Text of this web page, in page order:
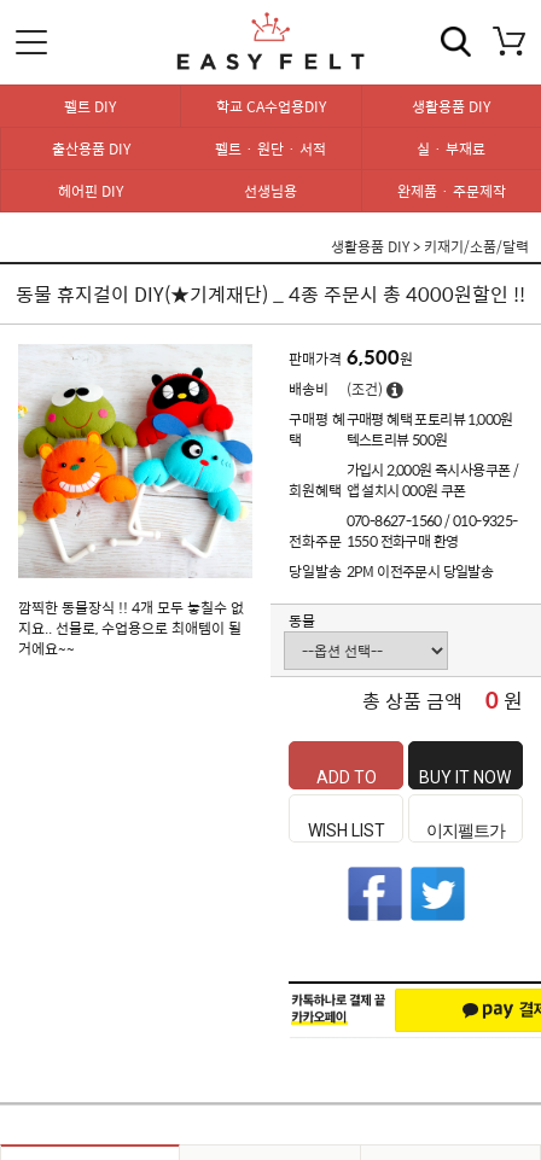
펠트 DIY 학교 CA수업용DIY
생활용품 DIY
출산용품 DIY
펠트 · 원단 · 서적
실 · 부재료
헤어핀 DIY
선생님용 완제품 · 주문제작
생활용품 DIY> 키재기/소품/달력
동물 휴지걸이 DIY(★기계재단) _ 4종 주문시 총 4000원할인 !!
깜찍한 동물장식 !! 4개 모두 놓칠수 없
지요.. 선물로, 수업용으로 최애템이 될
거에요~~
판매가격 6,500원
배송비
(조건)
구매평 혜
택
구매평 혜택 포토리뷰 1,000원
텍스트리뷰 500원
회원혜택
가입시 2,000원 즉시사용쿠폰 /
앱 설치시 000원 쿠폰
전화주문
070-8627-1560 / 010-9325-
1550 전화구매 환영
당일발송 2PM 이전주문시 당일발송
동물
총 상품 금액 0원
ADD TO
CART
BUY IT NOW
WISH LIST 이지펠트가
좋은 이유